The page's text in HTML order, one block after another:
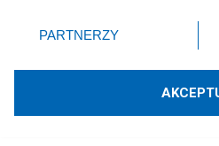
Web Content Media
zmienić/wycofać klikając
znajdujący się w lewym dolnym
rodzaje przetwarzania danych
użytkownika, ale masz prawo
PARTNERZY